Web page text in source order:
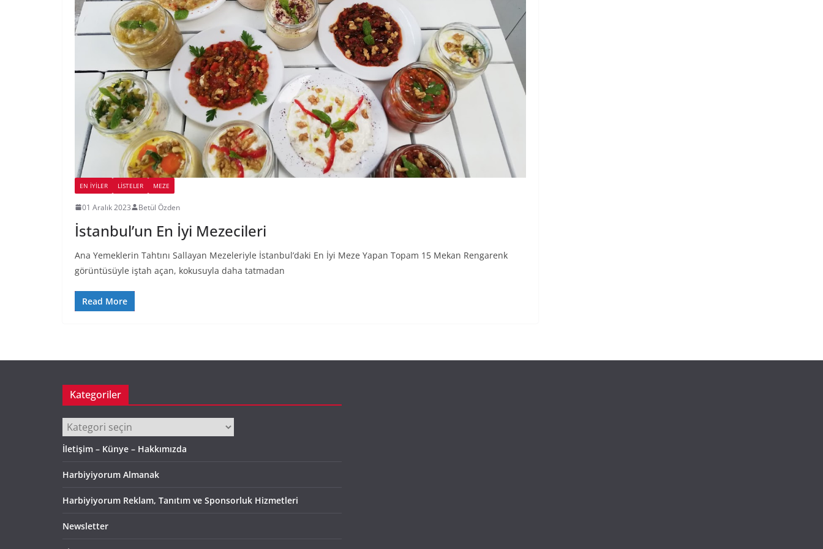
EN İYILER LİSTELER MEZE
01 Aralık 2023 Betül Özden
İstanbul’un En İyi Mezecileri
Ana Yemeklerin Tahtını Sallayan Mezeleriyle İstanbul’daki En İyi Meze Yapan Topam 15 Mekan Rengarenk
görüntüsüyle iştah açan, kokusuyla daha tatmadan
Read More
Kategoriler
Kategoriler
İletişim – Künye – Hakkımızda
Harbiyiyorum Almanak
Harbiyiyorum Reklam, Tanıtım ve Sponsorluk Hizmetleri
Newsletter